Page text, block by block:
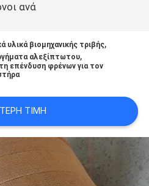
ανά
υλικά βιομηχανικής τριβής,
αλεξίπτωτου,
επένδυση φρένων για τον
ΤΙΜΉ